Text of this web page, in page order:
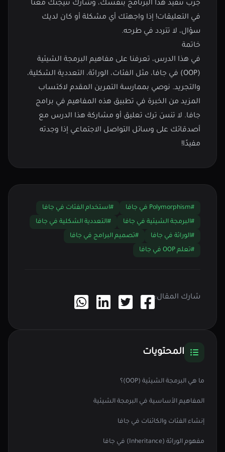
جرّب تنفيذ هذا البرنامج بنفسك، وشارك نتيجتك معنا
في التعليقات! إذا واجهتك أي مشكلة أو كان لديك
سؤال، لا تتردد في طرحه.
خاتمة
في هذا الدرس، تعرفنا على مفاهيم البرمجة الشيئية
(OOP) في جافا، مثل الفئات، الوراثة، التعددية الشكلية،
والتجريد. نوصي بممارسة التمرين المقدم لاكتساب
المزيد من الخبرة في تطبيق هذه المفاهيم في برامج
جافا. لا تنسَ ترك تعليق أو مشاركة هذا الدرس مع
أصدقائك على وسائل التواصل الاجتماعي إذا وجدته
مفيدًا!
#Polymorphism في جافا
#استخدام الفئات في جافا
#البرمجة الشيئية في جافا
#التعددية الشكلية في جافا
#الوراثة في جافا
#تصميم البرامج في جافا
#تعلم OOP في جافا
شارك المقال:
المحتويات
ما هي البرمجة الشيئية (OOP)؟
المفاهيم الأساسية في البرمجة الشيئية
إنشاء الفئات والكائنات في جافا
مفهوم الوراثة (Inheritance) في جافا